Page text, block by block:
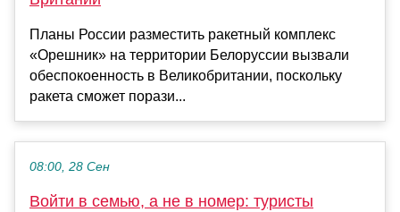
Планы России разместить ракетный комплекс
«Орешник» на территории Белоруссии вызвали
обеспокоенность в Великобритании, поскольку
ракета сможет порази...
08:00, 28 Сен
Войти в семью, а не в номер: туристы